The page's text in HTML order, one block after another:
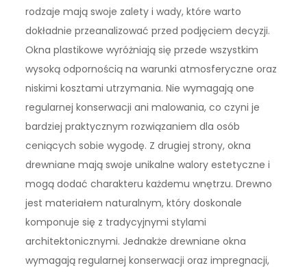
rodzaje mają swoje zalety i wady, które warto
dokładnie przeanalizować przed podjęciem decyzji.
Okna plastikowe wyróżniają się przede wszystkim
wysoką odpornością na warunki atmosferyczne oraz
niskimi kosztami utrzymania. Nie wymagają one
regularnej konserwacji ani malowania, co czyni je
bardziej praktycznym rozwiązaniem dla osób
ceniących sobie wygodę. Z drugiej strony, okna
drewniane mają swoje unikalne walory estetyczne i
mogą dodać charakteru każdemu wnętrzu. Drewno
jest materiałem naturalnym, który doskonale
komponuje się z tradycyjnymi stylami
architektonicznymi. Jednakże drewniane okna
wymagają regularnej konserwacji oraz impregnacji,